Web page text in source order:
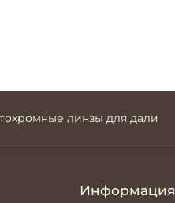
линзы для дали
Информация